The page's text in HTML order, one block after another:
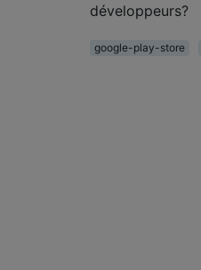
développeurs?
google-play-store